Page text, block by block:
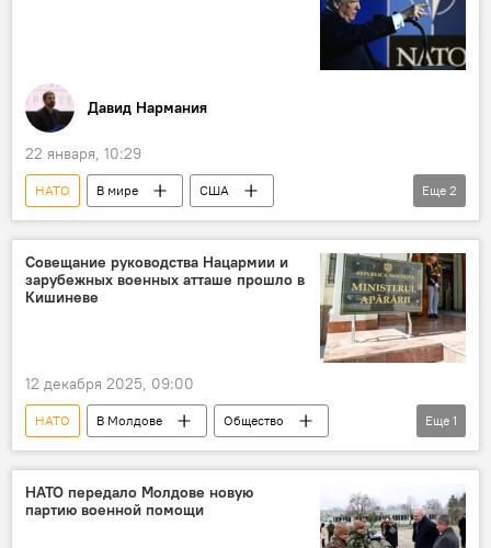
Давид Нармания
22 января, 10:29
НАТО В мире
США
колумнистика
Аналитика
Еще 2
Совещание руководства Нацармии и
зарубежных военных атташе прошло в
Кишиневе
12 декабря 2025, 09:00
НАТО В Молдове
Общество
Национальная армия
Еще 1
НАТО передало Молдове новую
партию военной помощи